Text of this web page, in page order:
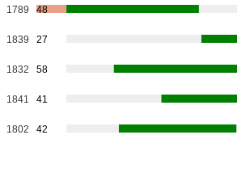
1789 48
1839 27
1832 58
1841 41
1802 42